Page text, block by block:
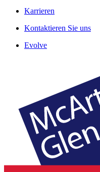
Karrieren
Kontaktieren Sie uns
Evolve